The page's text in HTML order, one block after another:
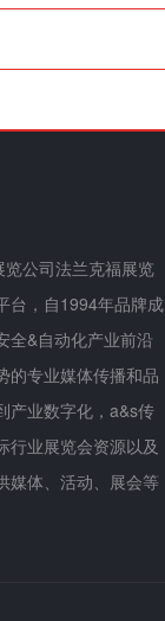
公司法兰克福展览
台，自1994年品牌成
全&自动化产业前沿
的专业媒体传播和品
产业数字化，a&s传
行业展览会资源以及
媒体、活动、展会等